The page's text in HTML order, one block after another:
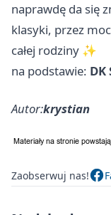
naprawdę da się
klasyki, przez
całej rodziny ✨
na podstawie: DK
Autor:krystian
Zaobserwuj nas!